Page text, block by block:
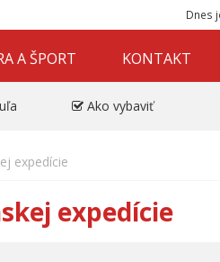
Dnes
A ŠPORT KONTAKT
Ako vybaviť
expedície
expedície